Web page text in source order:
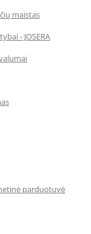
maistas
- JOSERA
parduotuvė